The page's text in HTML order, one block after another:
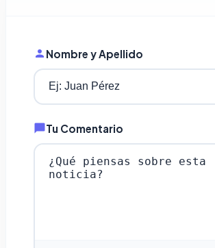
Nombre y Apellido
Tu Comentario